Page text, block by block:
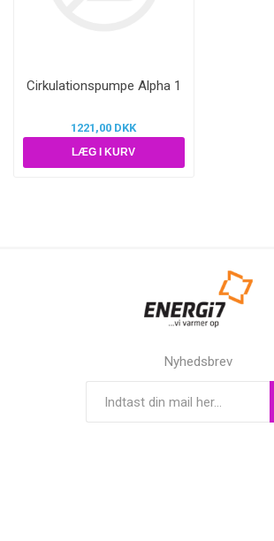
Cirkulationspumpe Alpha 1
1221,00 DKK
Nyhedsbrev